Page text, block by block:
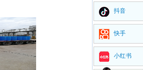
抖音
快手
小红书